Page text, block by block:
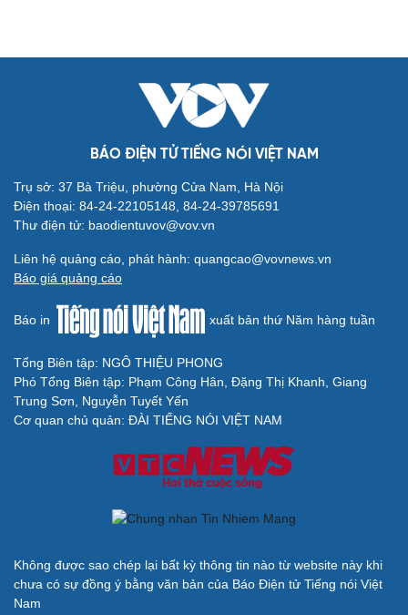
BÁO ĐIỆN TỬ TIẾNG NÓI VIỆT NAM
Trụ sở: 37 Bà Triệu, phường Cửa Nam, Hà Nội
Điện thoại: 84-24-22105148, 84-24-39785691
Thư điện tử: baodientuvov@vov.vn
Liên hệ quảng cáo, phát hành: quangcao@vovnews.vn
Báo giá quảng cáo
Báo in xuất bản thứ Năm hàng tuần
Tổng Biên tập: NGÔ THIỆU PHONG
Phó Tổng Biên tập: Phạm Công Hân, Đặng Thị Khanh, Giang
Trung Sơn, Nguyễn Tuyết Yến
Cơ quan chủ quản: ĐÀI TIẾNG NÓI VIỆT NAM
Không được sao chép lại bất kỳ thông tin nào từ website này khi
chưa có sự đồng ý bằng văn bản của Báo Điện tử Tiếng nói Việt
Nam